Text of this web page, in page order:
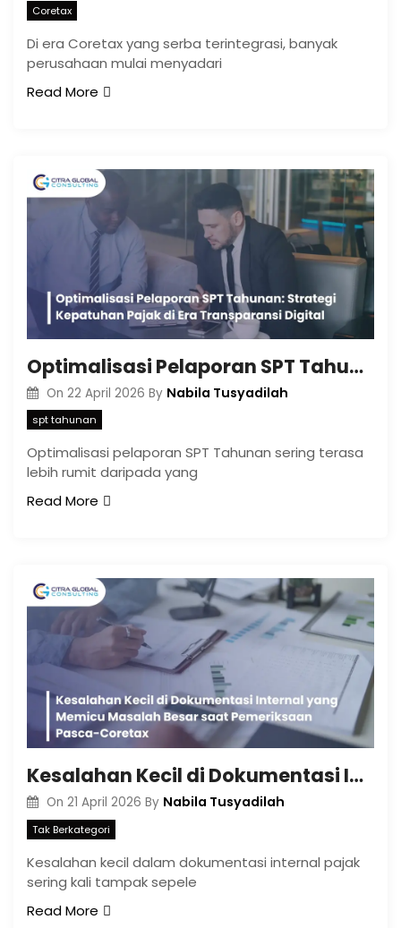
Coretax
Di era Coretax yang serba terintegrasi, banyak
perusahaan mulai menyadari
Read More
Optimalisasi Pelaporan SPT Tahunan: Strategi Kepatuhan Pajak di Era Transparansi Digital
On 22 April 2026 By Nabila Tusyadilah
spt tahunan
Optimalisasi pelaporan SPT Tahunan sering terasa
lebih rumit daripada yang
Read More
Kesalahan Kecil di Dokumentasi Internal yang Memicu Masalah Besar saat Pemeriksaan Pasca-Coretax
On 21 April 2026 By Nabila Tusyadilah
Tak Berkategori
Kesalahan kecil dalam dokumentasi internal pajak
sering kali tampak sepele
Read More